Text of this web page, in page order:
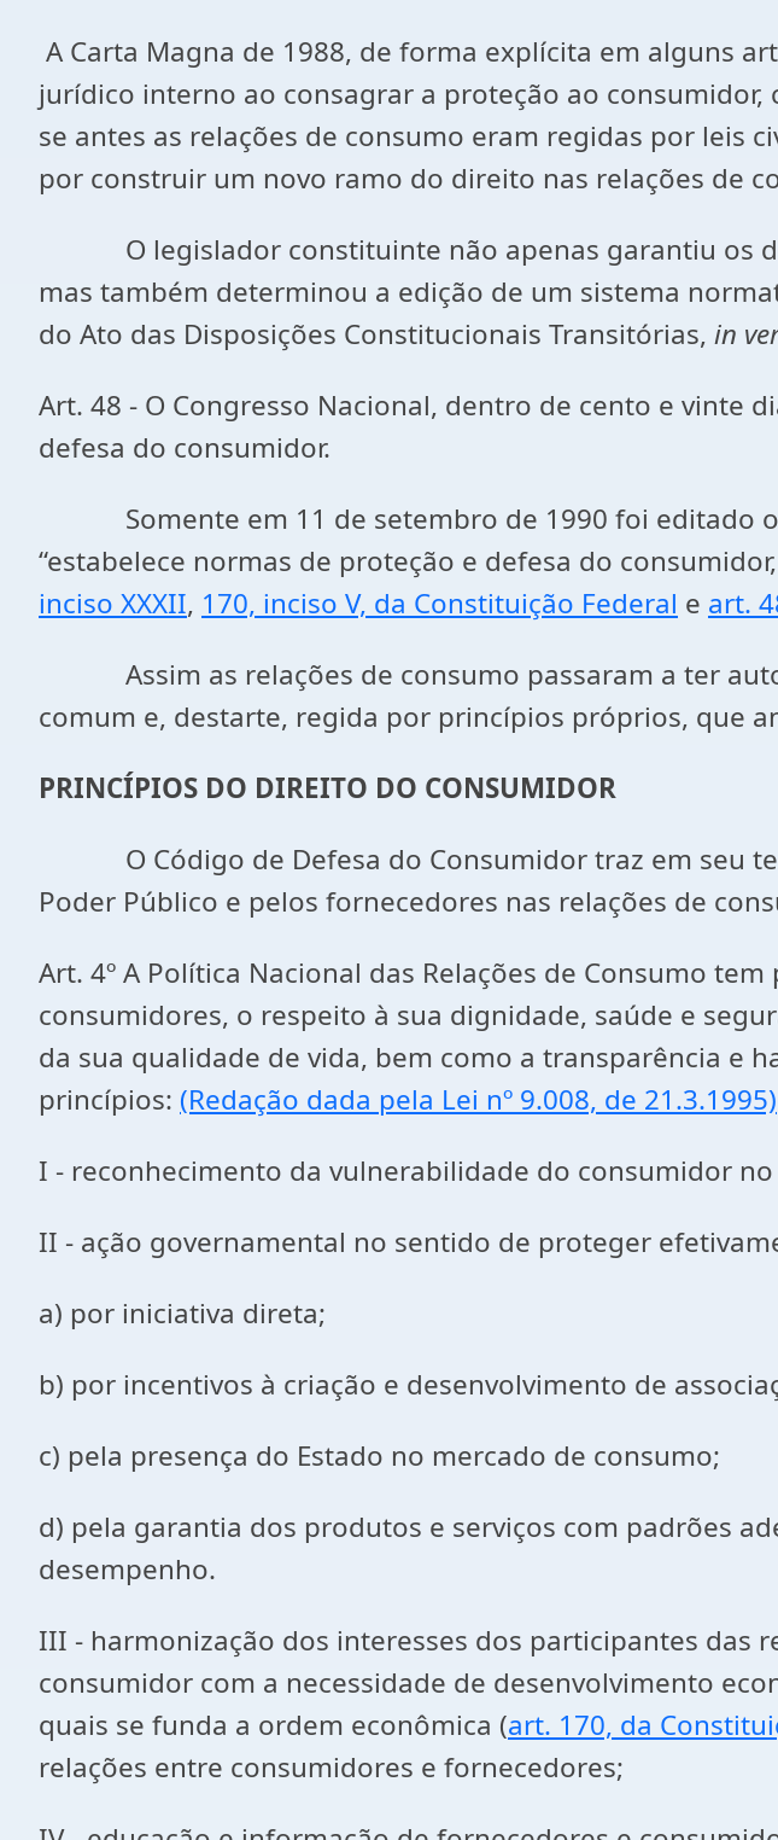
A Carta Magna de 1988, de forma explícita em alguns
jurídico interno ao consagrar a proteção ao
se antes as relações de consumo eram regidas por leis
por construir um novo ramo do direito nas relações de
O legislador constituinte não apenas garantiu os
mas também determinou a edição de um sistema
do Ato das Disposições Constitucionais Transitórias, in
Art. 48 - O Congresso Nacional, dentro de cento e vinte
defesa do consumidor.
Somente em 11 de setembro de 1990 foi editado o
“estabelece normas de proteção e defesa do
inciso XXXII, 170, inciso V, da Constituição Federal e art.
Assim as relações de consumo passaram a ter
comum e, destarte, regida por princípios próprios, que
PRINCÍPIOS DO DIREITO DO CONSUMIDOR
O Código de Defesa do Consumidor traz em seu
Poder Público e pelos fornecedores nas relações de
Art. 4º A Política Nacional das Relações de Consumo
consumidores, o respeito à sua dignidade, saúde e
da sua qualidade de vida, bem como a transparência e
princípios: (Redação dada pela Lei nº 9.008, de 21.3.1995)
I - reconhecimento da vulnerabilidade do consumidor
II - ação governamental no sentido de proteger
a) por iniciativa direta;
b) por incentivos à criação e desenvolvimento de
c) pela presença do Estado no mercado de consumo;
d) pela garantia dos produtos e serviços com padrões
desempenho.
III - harmonização dos interesses dos participantes das
consumidor com a necessidade de desenvolvimento
quais se funda a ordem econômica (art. 170, da
relações entre consumidores e fornecedores;